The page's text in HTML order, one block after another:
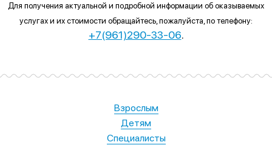
Для получения актуальной и подробной информации об оказываемых
услугах и их стоимости обращайтесь, пожалуйста, по телефону:
+7(961)290-33-06.
Взрослым
Детям
Специалисты